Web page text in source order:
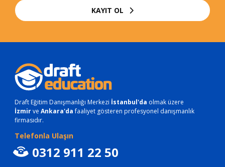
KAYIT OL
Draft Eğitim Danışmanlığı Merkezi İstanbul'da olmak üzere
İzmirve Ankara'dafaaliyet gösteren profesyonel danışmanlık
firmasıdır.
Telefonla Ulaşın
0312 911 22 50